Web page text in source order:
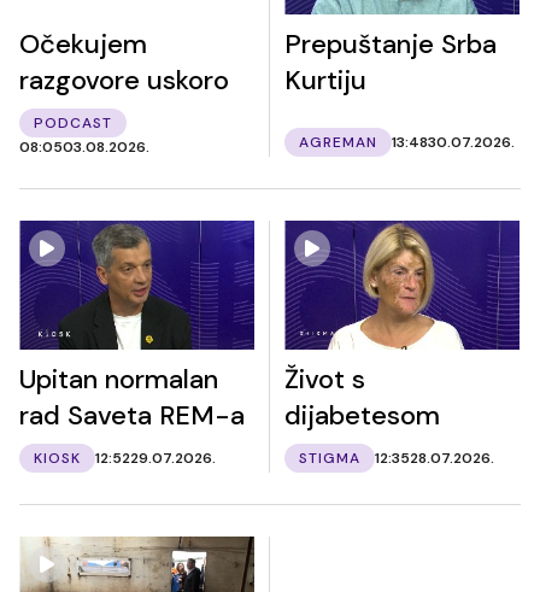
Očekujem
razgovore uskoro
PODCAST
08:0503.08.2026.
Prepuštanje Srba
Kurtiju
AGREMAN 13:4830.07.2026.
Upitan normalan
rad Saveta REM-a
KIOSK 12:5229.07.2026.
Život s
dijabetesom
STIGMA 12:3528.07.2026.